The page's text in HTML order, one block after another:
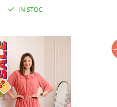
IN STOC